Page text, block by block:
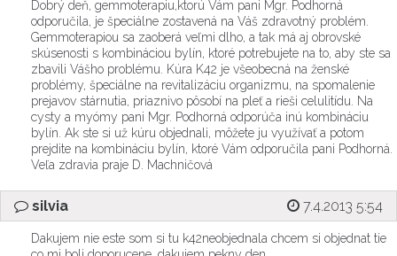
Dobrý deň, gemmoterapiu,ktorú Vám pani Mgr. Podhorná
odporučila, je špeciálne zostavená na Váš zdravotný problém.
Gemmoterapiou sa zaoberá veľmi dlho, a tak má aj obrovské
skúsenosti s kombináciou bylín, ktoré potrebujete na to, aby ste sa
zbavili Vášho problému. Kúra K42 je všeobecná na ženské
problémy, špeciálne na revitalizáciu organizmu, na spomalenie
prejavov stárnutia, priaznivo pôsobí na pleť a rieši celulitídu. Na
cysty a myómy pani Mgr. Podhorná odporúča inú kombináciu
bylín. Ak ste si už kúru objednali, môžete ju využívať a potom
prejdite na kombináciu bylín, ktoré Vám odporučila pani Podhorná.
Veľa zdravia praje D. Machničová
silvia 7.4.2013 5:54
Dakujem nie este som si tu k42neobjednala chcem si objednat tie